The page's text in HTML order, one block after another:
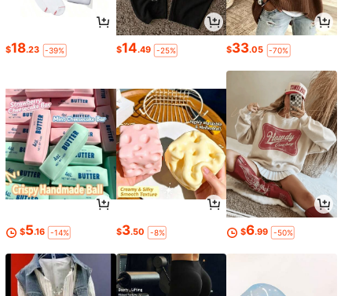
$18.23 -39% $14.49 -25% $33.05 -70%
$5.16 -14% $3.50 -8% $6.99 -50%